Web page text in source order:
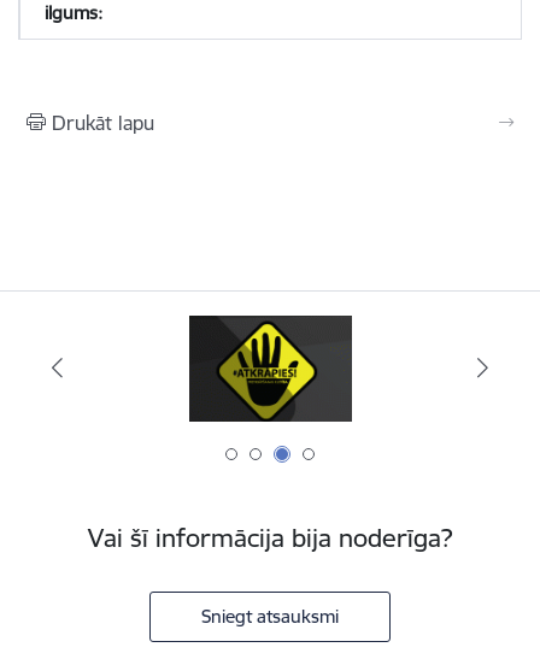
Drukāt lapu
Vai šī informācija bija noderīga?
Sniegt atsauksmi